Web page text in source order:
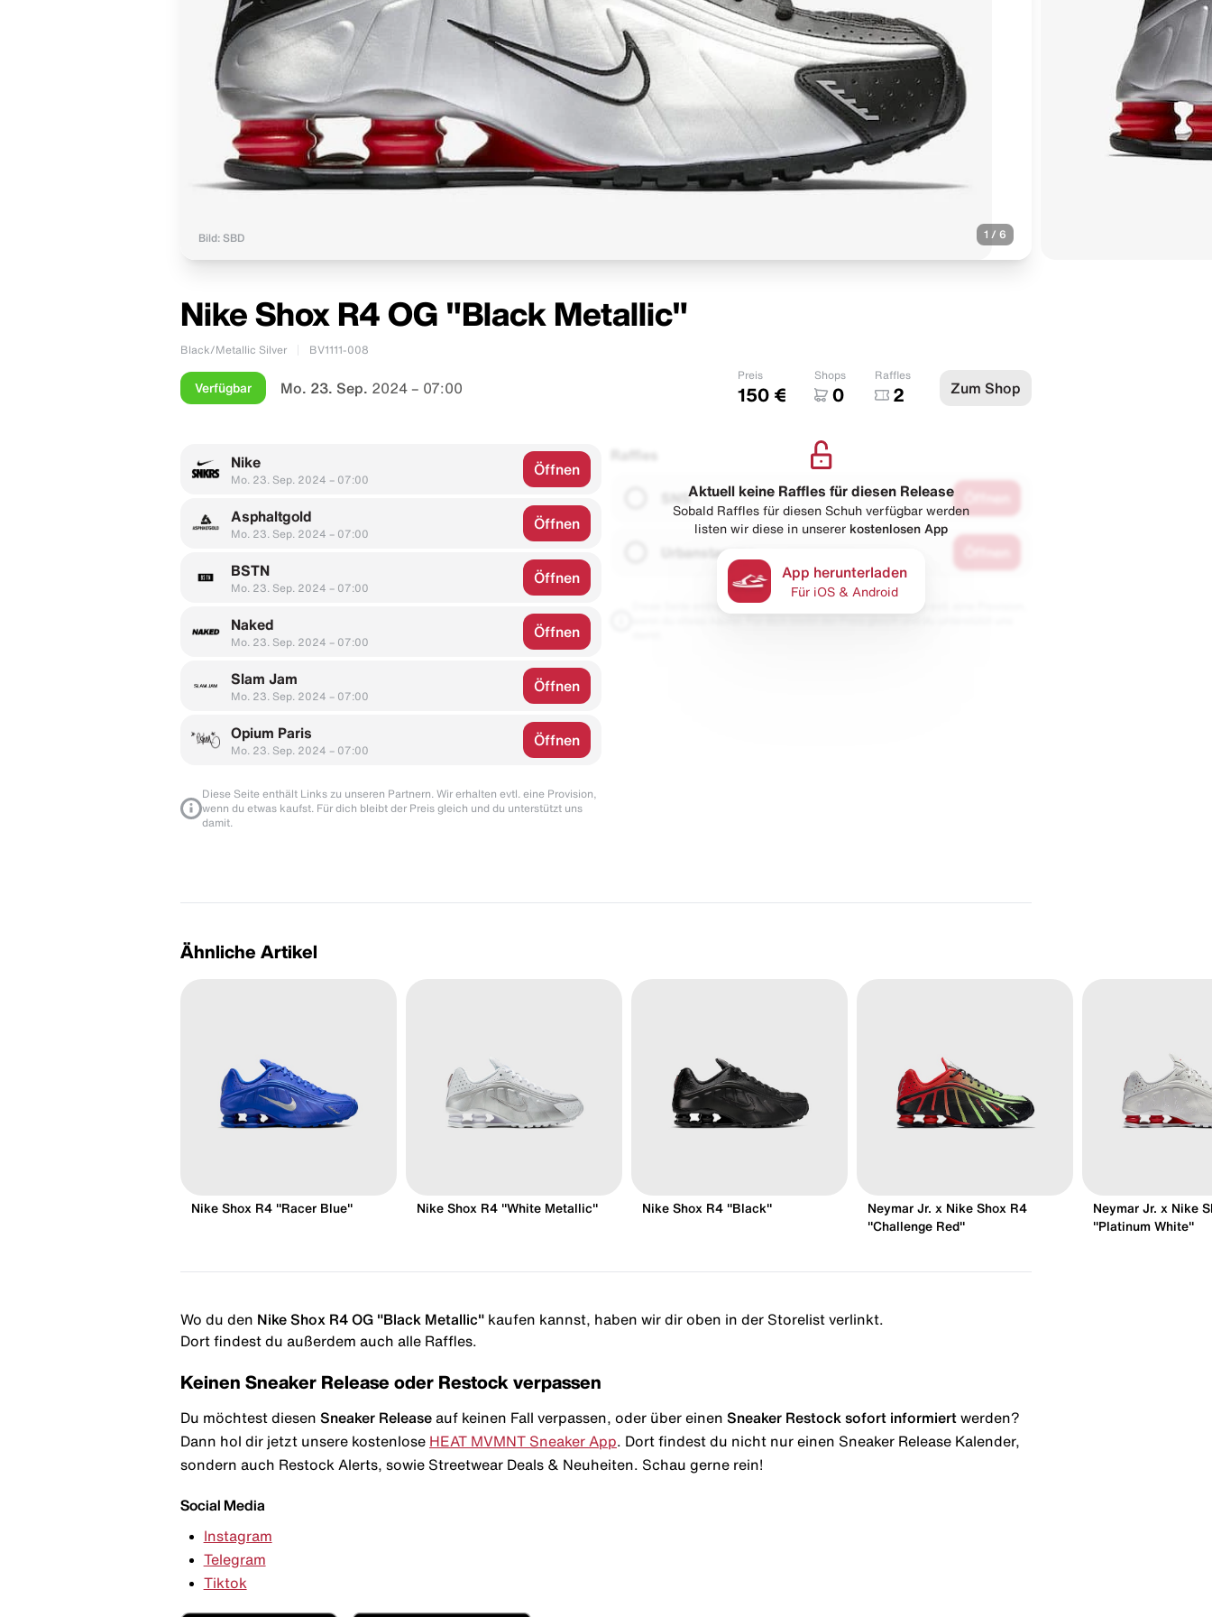
Bild: SBD 1 / 6
Nike Shox R4 OG "Black Metallic"
Black/Metallic Silver BV1111-008
Verfügbar Mo. 23. Sep. 2024 – 07:00
Preis
150 €
Shops
0
Raffles
2 Zum Shop
Nike
Mo. 23. Sep. 2024 – 07:00
Öffnen
Asphaltgold
Mo. 23. Sep. 2024 – 07:00
Öffnen
BSTN
Mo. 23. Sep. 2024 – 07:00
Öffnen
Naked
Mo. 23. Sep. 2024 – 07:00
Öffnen
Slam Jam
Mo. 23. Sep. 2024 – 07:00
Öffnen
Opium Paris
Mo. 23. Sep. 2024 – 07:00
Öffnen
Diese Seite enthält Links zu unseren Partnern. Wir erhalten evtl. eine Provision,
wenn du etwas kaufst. Für dich bleibt der Preis gleich und du unterstützt uns
damit.
Raffles
SNS
Urbanstaroma
Diese Seite enthält Links zu unseren Partnern. Wir erhalten evtl. eine Provision,
Aktuell keine Raffles für diesen Release
Sobald Raffles für diesen Schuh verfügbar werden
listen wir diese in unserer kostenlosen App
App herunterladen
Für iOS & Android
Ähnliche Artikel
Nike Shox R4 "Racer Blue" Nike Shox R4 "White Metallic" Nike Shox R4 "Black"
Neymar Jr. x Nike Shox R4
"Challenge Red"
Neymar Jr. x Nike
"Platinum White"
Wo du den Nike Shox R4 OG "Black Metallic" kaufen kannst, haben wir dir oben in der Storelist verlinkt.
Dort findest du außerdem auch alle Raffles.
Keinen Sneaker Release oder Restock verpassen
Du möchtest diesen Sneaker Release auf keinen Fall verpassen, oder über einen Sneaker Restock sofort informiert werden?
Dann hol dir jetzt unsere kostenlose HEAT MVMNT Sneaker App . Dort findest du nicht nur einen Sneaker Release Kalender,
sondern auch Restock Alerts, sowie Streetwear Deals & Neuheiten. Schau gerne rein!
Social Media
Instagram
Telegram
Tiktok